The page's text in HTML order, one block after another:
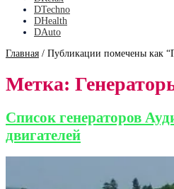
DTechno
DHealth
DAuto
Главная / Публикации помечены как
Метка:
Список генераторов
двигателей